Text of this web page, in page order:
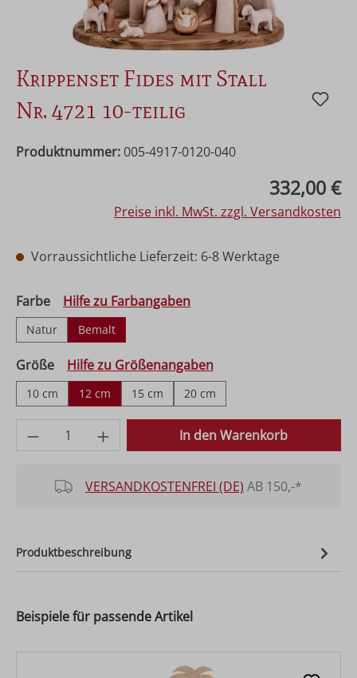
Krippenset Fides mit Stall
Nr. 4721 10-teilig
Produktnummer: 005-4917-0120-040
332,00 €
Preise inkl. MwSt. zzgl. Versandkosten
Vorraussichtliche Lieferzeit: 6-8 Werktage
Farbeauswählen
Hilfe zu Farbangaben
Natur Bemalt
Größeauswählen
Hilfe zu Größenangaben
10 cm 12 cm 15 cm 20 cm
Produkt Anzahl: Gib den gewünschten
In den Warenkorb
VERSANDKOSTENFREI (DE) AB 150,-*
Produktbeschreibung
Beispiele für passende Artikel